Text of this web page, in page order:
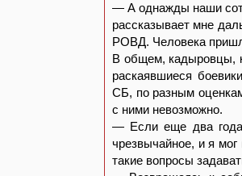
— А однажды наши
рассказывает мне
РОВД. Человека
В общем, кадыровцы,
раскаявшиеся
СБ, по разным
с ними невозможно.
— Если еще два года
чрезвычайное, и я
такие вопросы